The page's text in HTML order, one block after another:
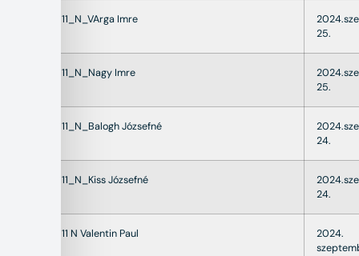
22011_N_VArga Imre
25.
22011_N_Nagy Imre
25.
22011_N_Balogh Józsefné
24.
22011_N_Kiss Józsefné
24.
22011 N Valentin Paul
2024.